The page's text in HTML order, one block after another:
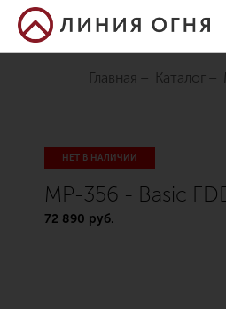
Главная Каталог
НЕТ В НАЛИЧИИ
MP-356 - Basic
72 890 руб.